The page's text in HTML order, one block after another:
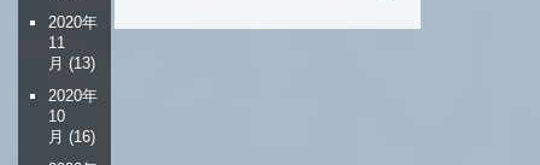
シ
2020年
11
月 (13)
2020年
10
月 (16)